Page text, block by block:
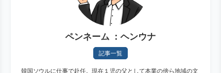
ペンネーム ：ヘンウナ
記事一覧